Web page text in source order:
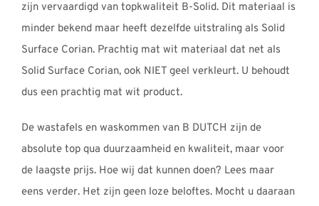
zijn vervaardigd van topkwaliteit B-Solid. Dit materiaal is
minder bekend maar heeft dezelfde uitstraling als Solid
Surface Corian. Prachtig mat wit materiaal dat net als
Solid Surface Corian, ook NIET geel verkleurt. U behoudt
dus een prachtig mat wit product.
De wastafels en waskommen van B DUTCH zijn de
absolute top qua duurzaamheid en kwaliteit, maar voor
de laagste prijs. Hoe wij dat kunnen doen? Lees maar
eens verder. Het zijn geen loze beloftes. Mocht u daaraan